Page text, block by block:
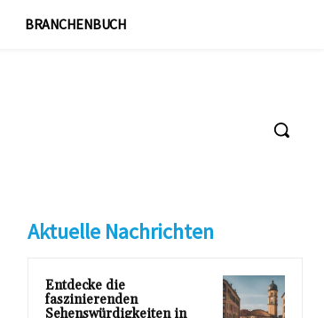
BRANCHENBUCH
Aktuelle Nachrichten
Entdecke die
faszinierenden
Sehenswürdigkeiten in